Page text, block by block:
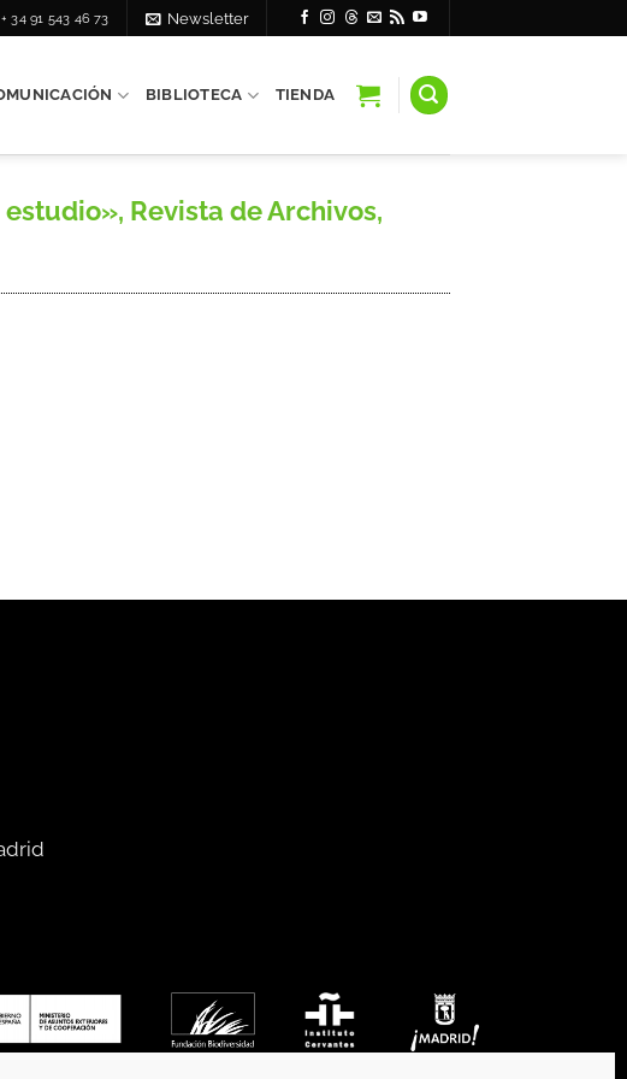
+ 34 91 543 46 73 Newsletter
BIBLIOTECA TIENDA
Revista de Archivos,